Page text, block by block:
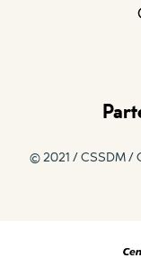
© 2021 / CSSDM /